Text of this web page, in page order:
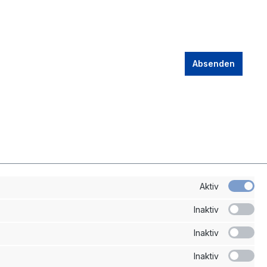
Absenden
Aktiv
Inaktiv
Inaktiv
Inaktiv